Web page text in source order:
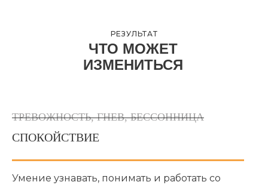
ЧТО МОЖЕТ
ИЗМЕНИТЬСЯ
РЕЗУЛЬТАТ
ТРЕВОЖНОСТЬ, ГНЕВ, БЕССОННИЦА
СПОКОЙСТВИЕ
Умение узнавать, понимать и работать со